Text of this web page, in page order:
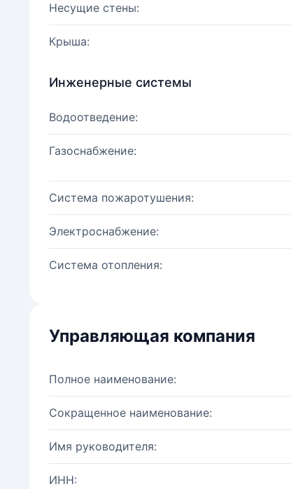
Несущие стены:
Крыша:
Инженерные системы
Водоотведение:
Газоснабжение:
Система пожаротушения:
Электроснабжение:
Система отопления:
Управляющая компания
Полное наименование:
Сокращенное наименование:
Имя руководителя:
ИНН: